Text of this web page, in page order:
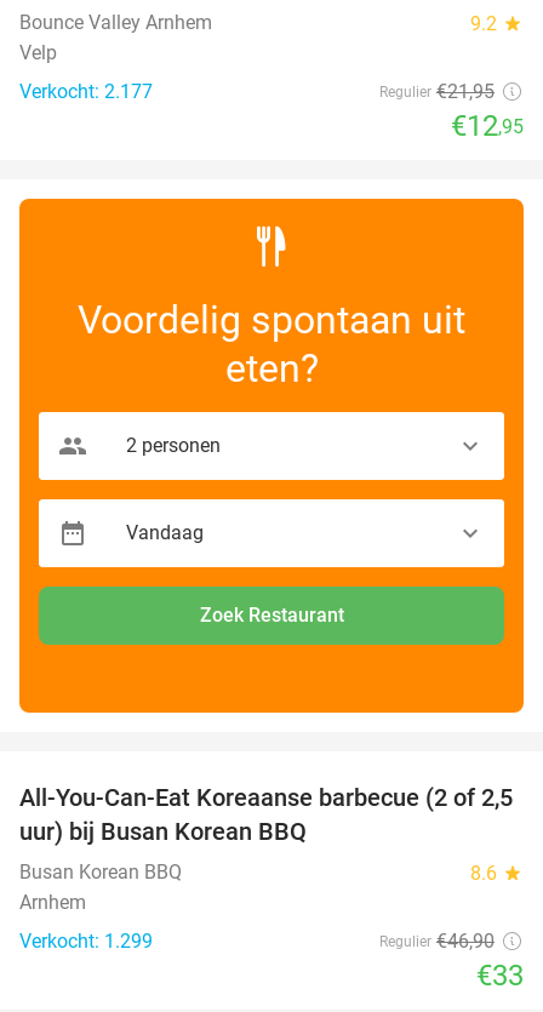
Bounce Valley Arnhem 9.2 star
Velp
Verkocht: 2.177
Regulier €21,95
€12,95
Voordelig spontaan uit
eten?
Zoek Restaurant
30%
All-You-Can-Eat Koreaanse barbecue (2 of 2,5
uur) bij Busan Korean BBQ
Busan Korean BBQ 8.6 star
Arnhem
Verkocht: 1.299
Regulier €46,90
€33